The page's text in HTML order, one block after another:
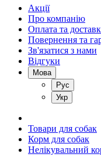
Акції
Про компанію
Оплата та
Повернення та
Зв'язатися з нами
Відгуки
Мова
Рус
Укр
Товари для собак
Корм для собак
Нелікувальний